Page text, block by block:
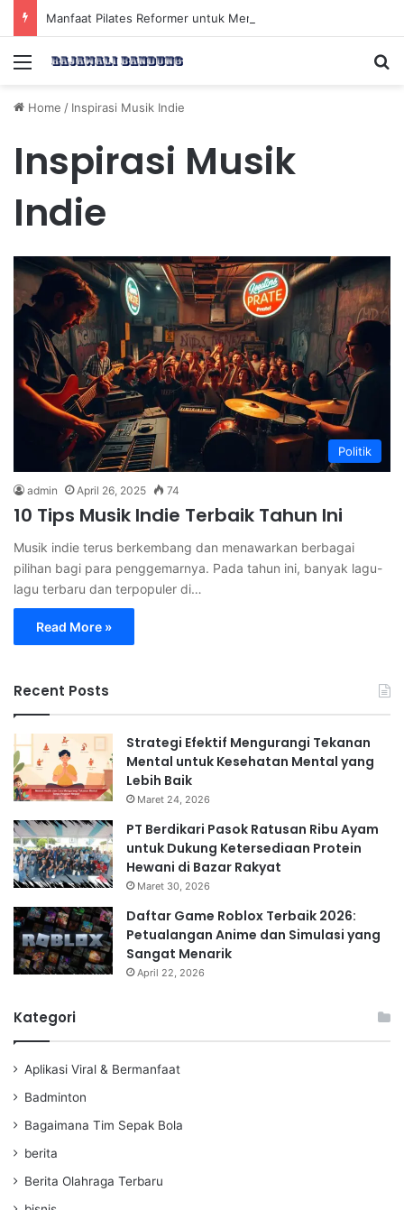
Menu
Home / Inspirasi Musik Indie
Inspirasi Musik
Indie
Politik
admin April 26, 2025 74
10 Tips Musik Indie Terbaik Tahun Ini
Musik indie terus berkembang dan menawarkan berbagai
pilihan bagi para penggemarnya. Pada tahun ini, banyak lagu-
lagu terbaru dan terpopuler di…
Read More »
Recent Posts
Strategi Efektif Mengurangi Tekanan
Mental untuk Kesehatan Mental yang
Lebih Baik
Maret 24, 2026
PT Berdikari Pasok Ratusan Ribu Ayam
untuk Dukung Ketersediaan Protein
Hewani di Bazar Rakyat
Maret 30, 2026
Daftar Game Roblox Terbaik 2026:
Petualangan Anime dan Simulasi yang
Sangat Menarik
April 22, 2026
Kategori
Aplikasi Viral & Bermanfaat
Badminton
Bagaimana Tim Sepak Bola
berita
Berita Olahraga Terbaru